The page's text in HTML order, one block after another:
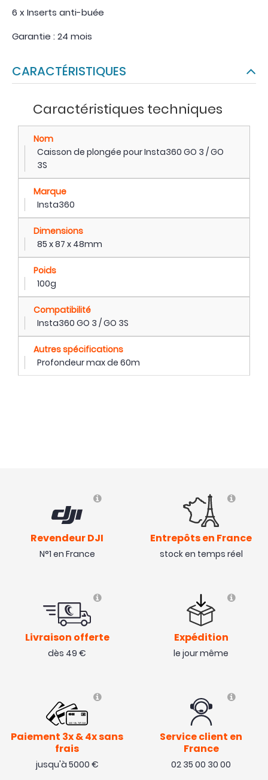
6 x Inserts anti-buée
Garantie : 24 mois
CARACTÉRISTIQUES
Caractéristiques techniques
Nom
Caisson de plongée pour Insta360 GO 3 / GO
3S
Marque
Insta360
Dimensions
85 x 87 x 48mm
Poids
100g
Compatibilité
Insta360 GO 3 / GO 3S
Autres spécifications
Profondeur max de 60m
Revendeur DJI
N°1 en France
Entrepôts en France
stock en temps réel
Livraison offerte
dès 49 €
Expédition
le jour même
Paiement 3x & 4x sans
frais
jusqu'à 5000 €
Service client en
France
02 35 00 30 00